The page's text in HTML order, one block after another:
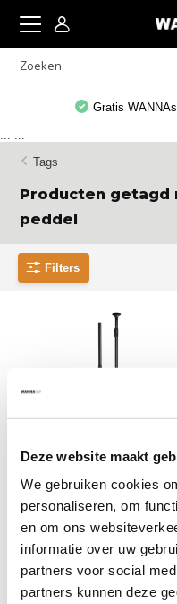
Deze website maakt
We gebruiken cookies
personaliseren, om
en om ons
informatie over uw
partners voor social
partners kunnen deze
Gratis
Tags
Producten getagd
peddel
Filters
Deze verstelbare sup peddel
WANNAsup is gema...
Niet op voorraad
Meer informatie
€ 119,- € 65,-
Bekijken
... ...